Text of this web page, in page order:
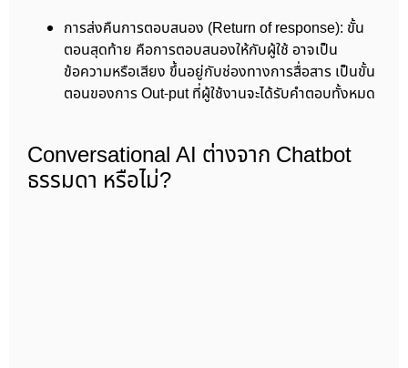
การส่งคืนการตอบสนอง (Return of response): ขั้น
ตอนสุดท้าย คือการตอบสนองให้กับผู้ใช้ อาจเป็น
ข้อความหรือเสียง ขึ้นอยู่กับช่องทางการสื่อสาร เป็นขั้น
ตอนของการ Out-put ที่ผู้ใช้งานจะได้รับคำตอบทั้งหมด
Conversational AI ต่างจาก Chatbot
ธรรมดา หรือไม่?